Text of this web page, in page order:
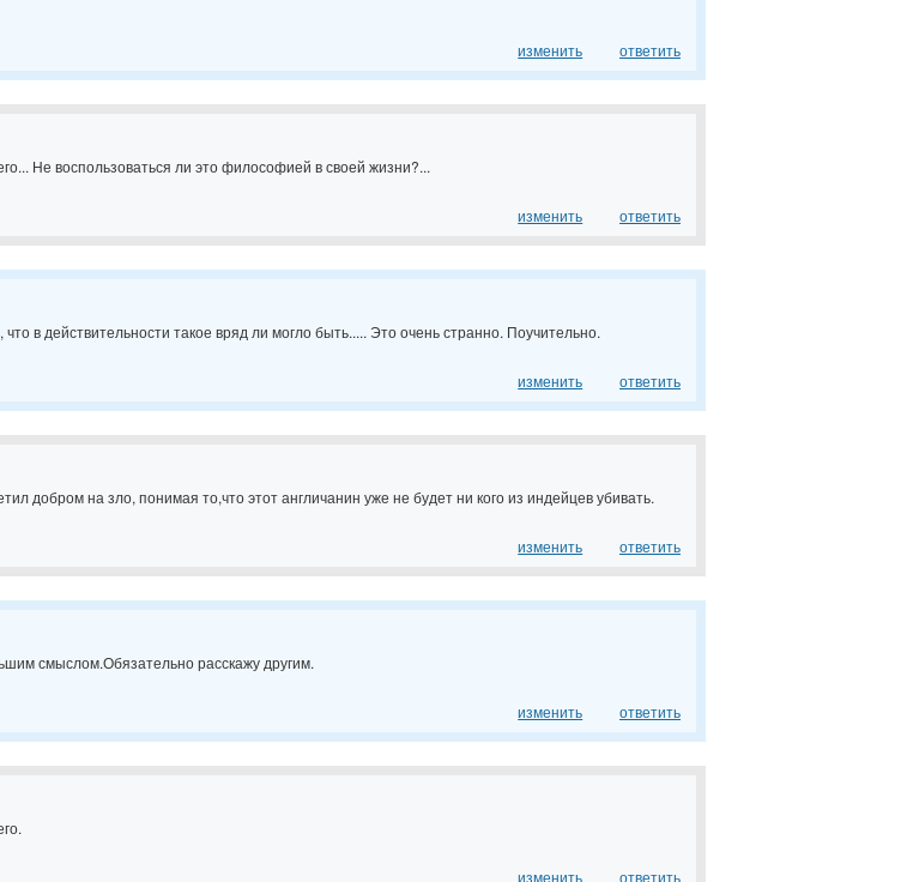
изменить ответить
Не воспользоваться ли это философией в своей жизни?...
изменить ответить
в действительности такое вряд ли могло быть..... Это очень странно. Поучительно.
изменить ответить
добром на зло, понимая то,что этот англичанин уже не будет ни кого из индейцев убивать.
изменить ответить
смыслом.Обязательно расскажу другим.
изменить ответить
изменить ответить